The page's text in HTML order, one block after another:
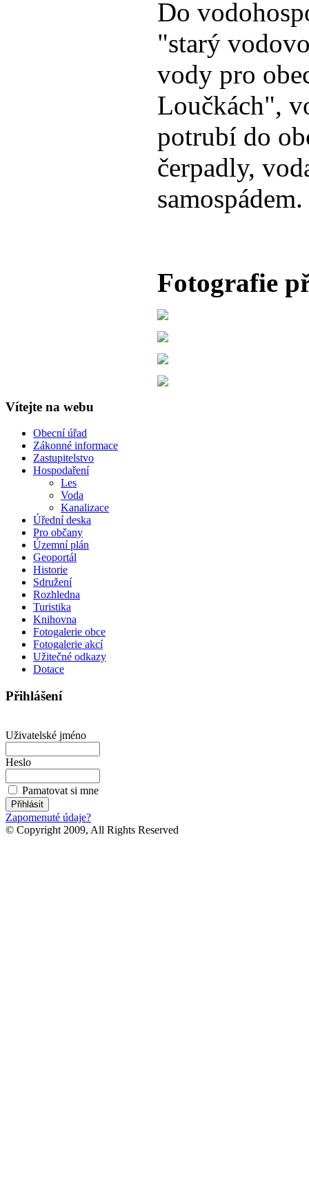
Do
"starý
vody pro
Loučkách",
potrubí do
čerpadly,
samospádem.
Fotografie
Vítejte na webu
Obecní úřad
Zákonné informace
Zastupitelstvo
Hospodaření
Les
Voda
Kanalizace
Úřední deska
Pro občany
Územní plán
Geoportál
Historie
Sdružení
Rozhledna
Turistika
Knihovna
Fotogalerie obce
Fotogalerie akcí
Užitečné odkazy
Dotace
Přihlášení
Uživatelské jméno
Heslo
Pamatovat si mne
Zapomenuté údaje?
© Copyright 2009, All Rights Reserved